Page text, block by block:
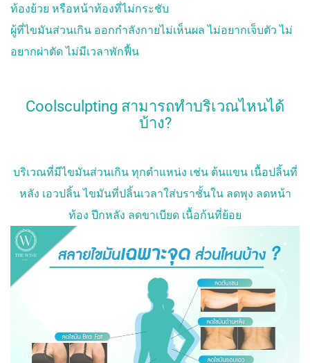
ท้องย้วย หรือหน้าท้องที่ไม่กระชับ
ผู้ที่ไขมันส่วนเกิน ออกกำลังกายไม่เห็นผล ไม่อยากเจ็บตัว ไม่
อยากผ่าตัด ไม่มีเวลาพักฟื้น
Coolsculpting สามารถทำบริเวณไหนได้
บ้าง?
บริเวณที่มีไขมันส่วนเกิน ทุกตำแหน่ง เช่น ต้นแขน เนื้อปลิ้นที่
หลัง เอวปลิ้น ไขมันที่ปลิ้นเวลาใส่บราชั้นใน ลดพุง ลดหน้า
ท้อง ปีกหลัง ลดขาเบียด เนื้อก้นที่ย้อย